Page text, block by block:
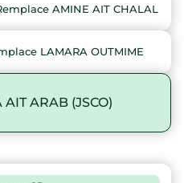
AMINE AIT CHALAL
LAMARA OUTMIME
ARAB (JSCO)